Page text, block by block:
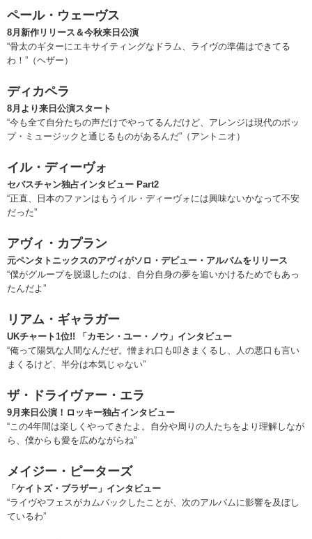
ペール・ウェーヴス
8月新作リリース＆今秋来日公演
“骨太のギターにエキサイティングなドラム、ライヴの準備はできてる
わ！”（ヘザー）
ディカペラ
8月より来日公演スタート
“今も全て自分たちの声だけでやってるんだけど、アレンジは現代のポッ
プ・ミュージックと通じるものがあるんだ”（アントニオ）
イル・ディーヴォ
セバスチャン独占インタビュー Part2
“正直、日本のファンはもうイル・ディーヴォには興味ないかなって不安
だった”
アヴィ・カプラン
元ペンタトニックスのアヴィがソロ・デビュー・アルバムをリリース
“僕がグループを脱退したのは、自分自身の夢を追いかけるためでもあっ
たんだよ”
リアム・ギャラガー
UKチャート1位!! 「カモン・ユー・ノウ」インタビュー
“俺って陽気な人間なんだぜ。憎まれ口も叩きまくるし、人の悪口も言い
まくるけど、半分は本気じゃない”
ザ・ドライヴァー・エラ
9月来日公演！ロッキー独占インタビュー
“この4年間は楽しくやってきたよ。自分や周りの人たちをより理解しなが
ら、僕からも愛を広めながらね”
メイジー・ピーターズ
「ケイトズ・ブラザー」インタビュー
“ライヴやフェスがカムバックしたことが、次のアルバムに影響を及ぼし
ているわ”